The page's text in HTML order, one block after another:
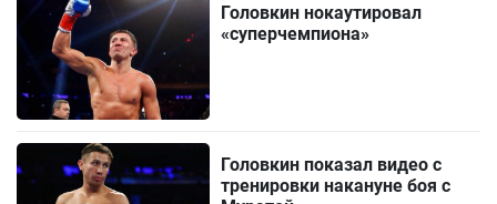
Головкин нокаутировал
«суперчемпиона»
Головкин показал видео с
тренировки накануне боя с